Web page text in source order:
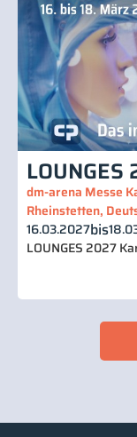
dm-arena Messe
Rheinstetten,
16.03.2027bis
LOUNGES 2027